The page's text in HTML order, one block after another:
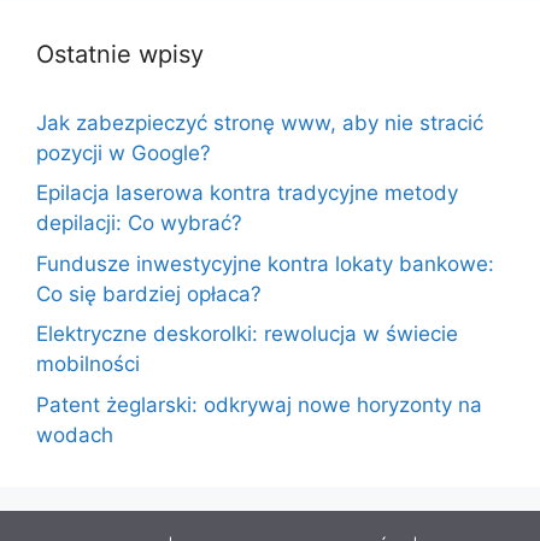
Ostatnie wpisy
Jak zabezpieczyć stronę www, aby nie stracić
pozycji w Google?
Epilacja laserowa kontra tradycyjne metody
depilacji: Co wybrać?
Fundusze inwestycyjne kontra lokaty bankowe:
Co się bardziej opłaca?
Elektryczne deskorolki: rewolucja w świecie
mobilności
Patent żeglarski: odkrywaj nowe horyzonty na
wodach